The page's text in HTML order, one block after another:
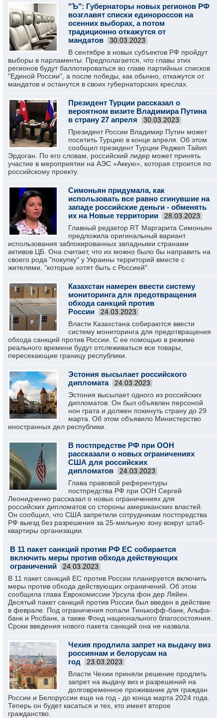
"Ъ": Губернаторы новых регионов РФ
возглавят списки единороссов на
осенних выборах, а потом
традиционно откажутся от
мандатов
30.03.2023
В сентябре в новых субъектов РФ пройдут
выборы в парламенты. Предполагается, что главы этих
регионов будут баллотироваться во главе партийных списков
"Единой России", а после победы, как обычно, откажутся от
мандатов и останутся в своих губернаторских креслах.
Президент Турции рассказал о
вероятном визите Владимира Путина
в страну 27 апреля
30.03.2023
Президент России Владимир Путин может
посетить Турцию в конце апреля. Об этом
сообщил президент Турции Реджеп Тайип
Эрдоган. По его словам, российский лидер может принять
участие в мероприятии на АЭС «Аккую», которая строится по
российскому проекту.
Симоньян придумала, как
использовать все равно сгинувшие на
западе российские деньги - обменять
их на Новые территории
28.03.2023
Главный редактор RT Маргарита Симоньян
предложила оригинальный вариант
использования заблокированных западными странами
активов ЦБ. Она считает, что их можно было бы направить на
своего рода "покупку" у Украины территорий вместе с
жителями, "которые хотят быть с Россией".
Казахстан намерен ввести систему
мониторинга для предотвращения
обхода санкций против
России
24.03.2023
Власти Казахстана собираются ввести
систему мониторинга для предотвращения
обхода санкций против России. С ее помощью в режиме
реального времени будут отслеживаться все товары,
пересекающие границу республики.
Эстония высылает российского
дипломата
24.03.2023
Эстония высылает одного из российских
дипломатов. Он был объявлен персоной
нон грата и должен покинуть страну до 29
марта. Об этом объявило Министерство
иностранных дел республики.
В постпредстве РФ при ООН
рассказали о новых ограничениях
США для российских
дипломатов
24.03.2023
Глава правовой референтуры
постпредства РФ при ООН Сергей
Леонидченко рассказал о новых ограничениях для
российских дипломатов со стороны американских властей.
Он сообщил, что США запретили сотрудникам постпредства
РФ выезд без разрешения за 25-мильную зону вокруг штаб-
квартиры организации.
В 11 пакет санкций против РФ ЕС собирается
включить меры против обхода действующих
ограничений
24.03.2023
В 11 пакет санкций ЕС против России планируется включить
меры против обхода действующих ограничений. Об этом
сообщила глава Еврокомиссии Урсула фон дер Ляйен.
Десятый пакет санкций против России был введен в действие
в феврале. Под ограничения попали Тинькофф-банк, Альфа-
банк и Росбанк, а также Фонд национального благосостояния.
Сроки введения нового пакета санкций она не назвала.
Чехия продлила запрет на выдачу виз
россиянам и белорусам на
год
23.03.2023
Власти Чехии приняли решение продлить
запрет на выдачу виз и разрешений на
долговременное проживание для граждан
России и Белоруссии еще на год - до конца марта 2024 года.
Теперь он будет касаться и тех, кто имеет второе
гражданство.